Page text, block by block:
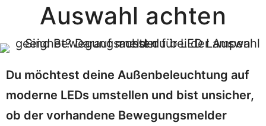
Auswahl achten
Du möchtest deine Außenbeleuchtung auf
moderne LEDs umstellen und bist unsicher,
ob der vorhandene Bewegungsmelder